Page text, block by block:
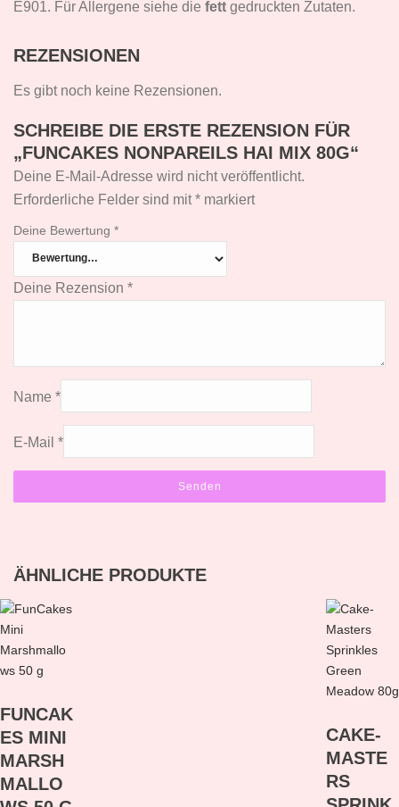
E901. Für Allergene siehe die fett gedruckten Zutaten.
REZENSIONEN
Es gibt noch keine Rezensionen.
SCHREIBE DIE ERSTE REZENSION FÜR
„FUNCAKES NONPAREILS HAI MIX 80G“
Deine E-Mail-Adresse wird nicht veröffentlicht.
Erforderliche Felder sind mit* markiert
Deine Bewertung *
Deine Rezension *
Name *
E-Mail *
ÄHNLICHE PRODUKTE
FUNCAK
ES MINI
MARSH
MALLO
CAKE-
MASTE
RS